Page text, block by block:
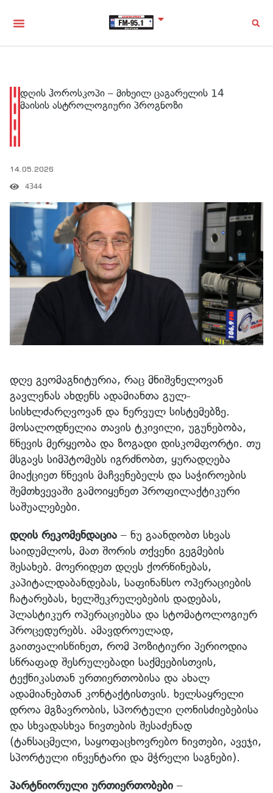
დღის ჰოროსკოპი – მიხეილ ცაგარელის 14
მაისის ასტროლოგიური პროგნოზი
14.05.2026
4344
დღე გეომაგნიტურია, რაც მნიშვნელოვან
გავლენას ახდენს ადამიანთა გულ-
სისხლძარღვოვან და ნერვულ სისტემებზე.
მოსალოდნელია თავის ტკივილი, უგუნებობა,
წნევის მერყეობა და ზოგადი დისკომფორტი. თუ
მსგავს სიმპტომებს იგრძნობთ, ყურადღება
მიაქციეთ წნევის მაჩვენებელს და საჭიროების
შემთხვევაში გამოიყენეთ პროფილაქტიკური
საშუალებები.
დღის რეკომენდაცია – ნუ გაანდობთ სხვას
საიდუმლოს, მათ შორის თქვენი გეგმების
შესახებ. მოერიდეთ დღეს ქორწინებას,
კაპიტალდაბანდებას, საფინანსო ოპერაციების
ჩატარებას, ხელშეკრულებების დადებას,
პლასტიკურ ოპერაციებსა და სტომატოლოგიურ
პროცედურებს. ამავდროულად,
გაითვალისწინეთ, რომ პოზიტიური პერიოდია
სწრაფად შესრულებადი საქმეებისთვის,
ტექნიკასთან ურთიერთობისა და ახალ
ადამიანებთან კონტაქტისთვის. ხელსაყრელი
დროა მგზავრობის, სპორტული ღონისძიებებისა
და სხვადასხვა ნივთების შესაძენად
(ტანსაცმელი, საყოფაცხოვრებო ნივთები, ავეჯი,
სპორტული ინვენტარი და მჭრელი საგნები).
პარტნიორული ურთიერთობები –